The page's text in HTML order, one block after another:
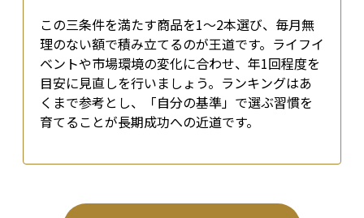
この三条件を満たす商品を1〜2本選び、毎月無
理のない額で積み立てるのが王道です。ライフイ
ベントや市場環境の変化に合わせ、年1回程度を
目安に見直しを行いましょう。ランキングはあ
くまで参考とし、「自分の基準」で選ぶ習慣を
育てることが長期成功への近道です。